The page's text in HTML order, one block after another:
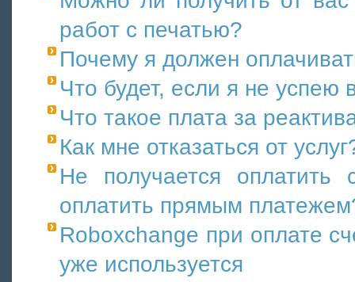
работ с печатью?
Почему я должен
Что будет, если я не успею
Что такое плата за
Как мне отказаться от
Не получается оплатить
оплатить прямым
Roboxchange при оплате
уже используется